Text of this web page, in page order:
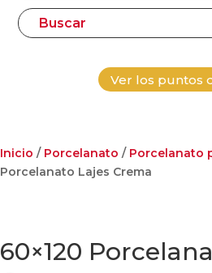
Ver los puntos
Inicio / Porcelanato / Porcelanato
Porcelanato Lajes Crema
60×120